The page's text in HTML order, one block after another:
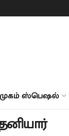
ஸ்பெஷல்